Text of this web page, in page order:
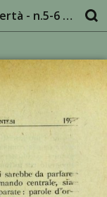
Nuovi Quaderni di Giustizia e Libertà - n.5-6 gen-ago 1945